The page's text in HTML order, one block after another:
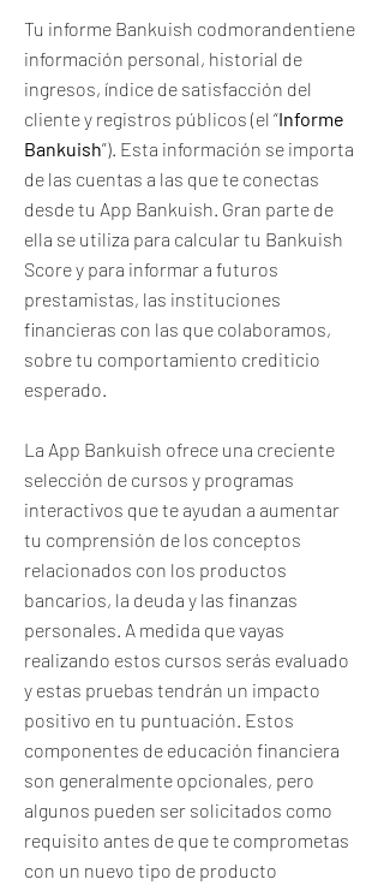
Tu informe Bankuish codmorandentiene
información personal, historial de
ingresos, índice de satisfacción del
cliente y registros públicos (el “Informe
Bankuish”). Esta información se importa
de las cuentas a las que te conectas
desde tu App Bankuish. Gran parte de
ella se utiliza para calcular tu Bankuish
Score y para informar a futuros
prestamistas, las instituciones
financieras con las que colaboramos,
sobre tu comportamiento crediticio
esperado.
La App Bankuish ofrece una creciente
selección de cursos y programas
interactivos que te ayudan a aumentar
tu comprensión de los conceptos
relacionados con los productos
bancarios, la deuda y las finanzas
personales. A medida que vayas
realizando estos cursos serás evaluado
y estas pruebas tendrán un impacto
positivo en tu puntuación. Estos
componentes de educación financiera
son generalmente opcionales, pero
algunos pueden ser solicitados como
requisito antes de que te comprometas
con un nuevo tipo de producto